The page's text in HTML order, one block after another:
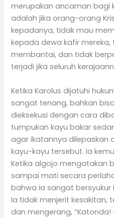
merupakan ancaman bagi
adalah jika orang-orang
kepadanya, tidak mau
kepada dewa kafir
membantai, dan tidak
terjadi jika seluruh
Ketika Karolus dijatuhi
sangat tenang, bahkan
dieksekusi dengan cara
tumpukan kayu bakar
agar ikatannya dilepaskan
kayu-kayu tersebut. Ia
Ketika algojo mengatakan
sampai mati secara
bahwa ia sangat bersyukur
Ia tidak menjerit kesakitan,
dan mengerang, “Katonda!